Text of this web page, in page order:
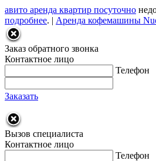
авито аренда квартир посуточно
подробнее. | Аренда кофемашины
Заказ обратного звонка
Контактное лицо
Телефон
Заказать
Вызов специалиста
Контактное лицо
Телефон